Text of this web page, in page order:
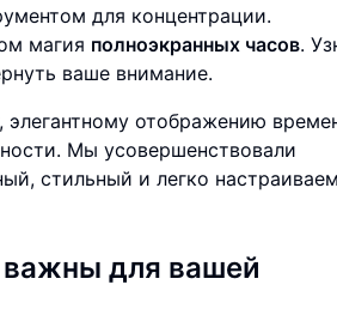
для концентрации.
магия полноэкранных часов.
ваше внимание.
отображению
Мы усовершенствовали
стильный и легко
важны для вашей